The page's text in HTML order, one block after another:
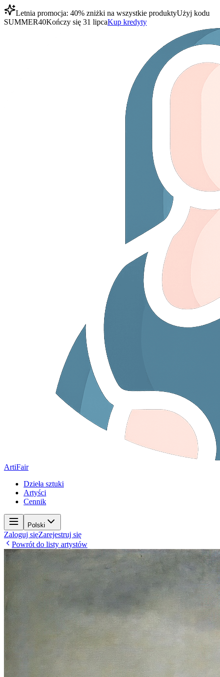
Letnia promocja: 40% zniżki na wszystkie produktyUżyj kodu
SUMMER40Kończy się 31 lipcaKup kredyty
ArtiFair
Dzieła sztuki
Artyści
Cennik
Polski
Zaloguj sięZarejestruj się
Powrót do listy artystów